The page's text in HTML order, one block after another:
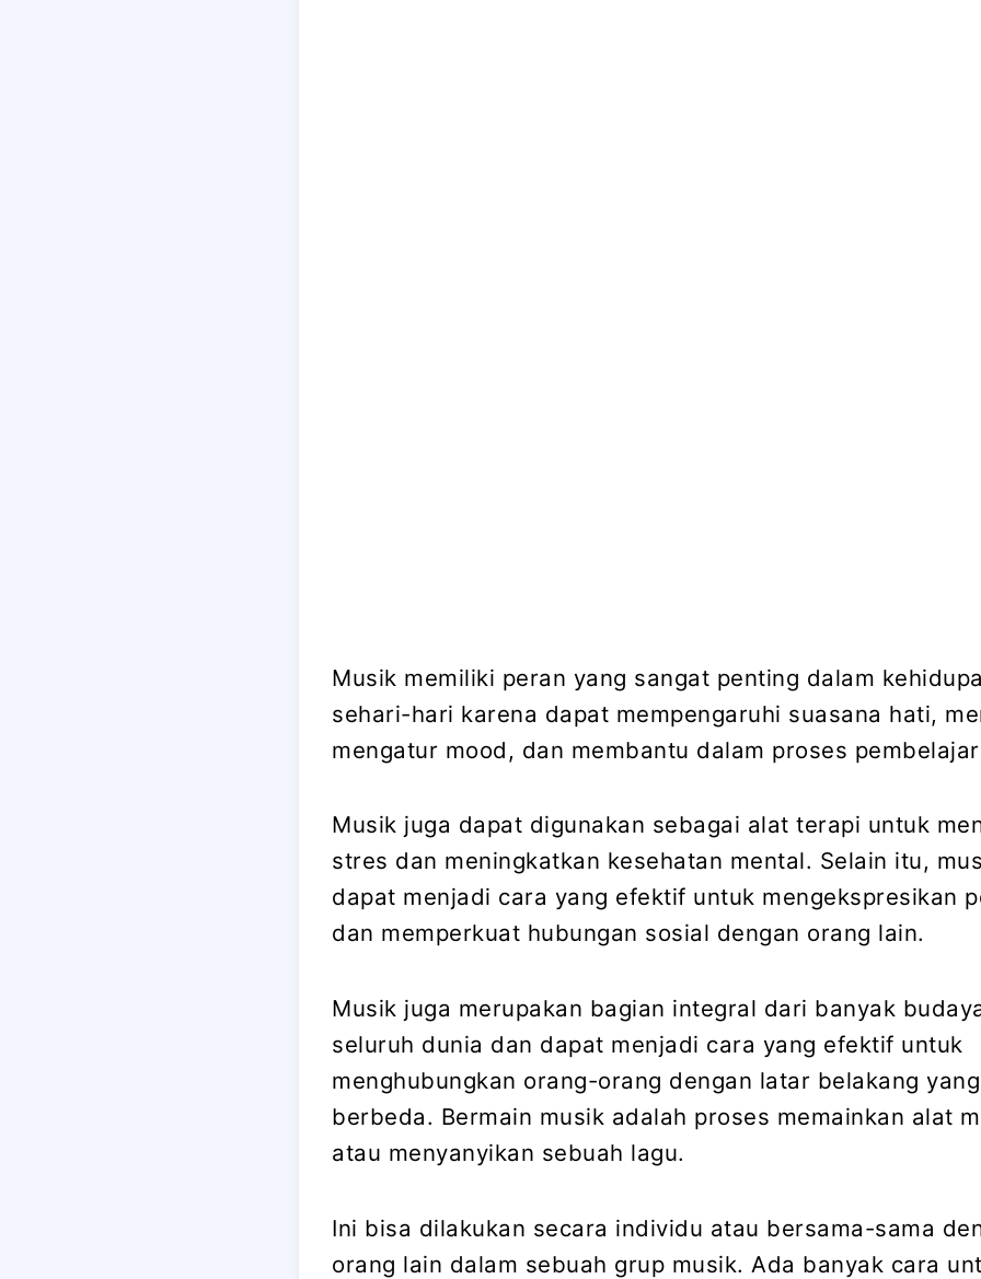
Musik memiliki peran yang sangat penting dalam
sehari-hari karena dapat mempengaruhi suasana hati,
mengatur mood, dan membantu dalam proses
Musik juga dapat digunakan sebagai alat terapi untuk
stres dan meningkatkan kesehatan mental. Selain itu,
dapat menjadi cara yang efektif untuk mengekspresikan
dan memperkuat hubungan sosial dengan orang lain.
Musik juga merupakan bagian integral dari banyak
seluruh dunia dan dapat menjadi cara yang efektif untuk
menghubungkan orang-orang dengan latar belakang yang
berbeda. Bermain musik adalah proses memainkan alat
atau menyanyikan sebuah lagu.
Ini bisa dilakukan secara individu atau bersama-sama
orang lain dalam sebuah grup musik. Ada banyak cara